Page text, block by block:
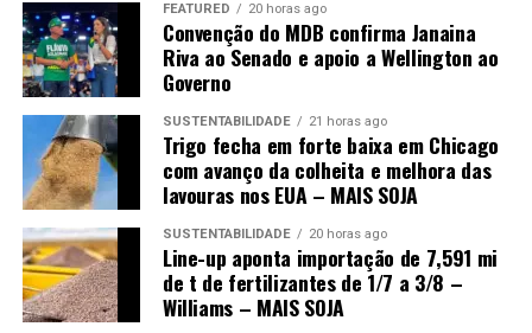
FEATURED 20 horas ago
Convenção do MDB confirma Janaina
Riva ao Senado e apoio a Wellington ao
Governo
SUSTENTABILIDADE 21 horas ago
Trigo fecha em forte baixa em Chicago
com avanço da colheita e melhora das
lavouras nos EUA – MAIS SOJA
SUSTENTABILIDADE 20 horas ago
Line-up aponta importação de 7,591 mi
de t de fertilizantes de 1/7 a 3/8 –
Williams – MAIS SOJA